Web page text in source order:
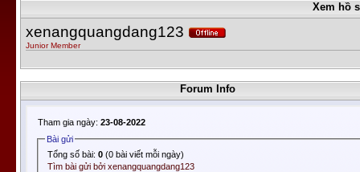
Xem hồ
xenangquangdang123
Junior Member
Forum Info
Tham gia ngày: 23-08-2022
Bài gửi
Tổng số bài:0 (0 bài viết mỗi ngày)
Tìm bài gửi bởi xenangquangdang123